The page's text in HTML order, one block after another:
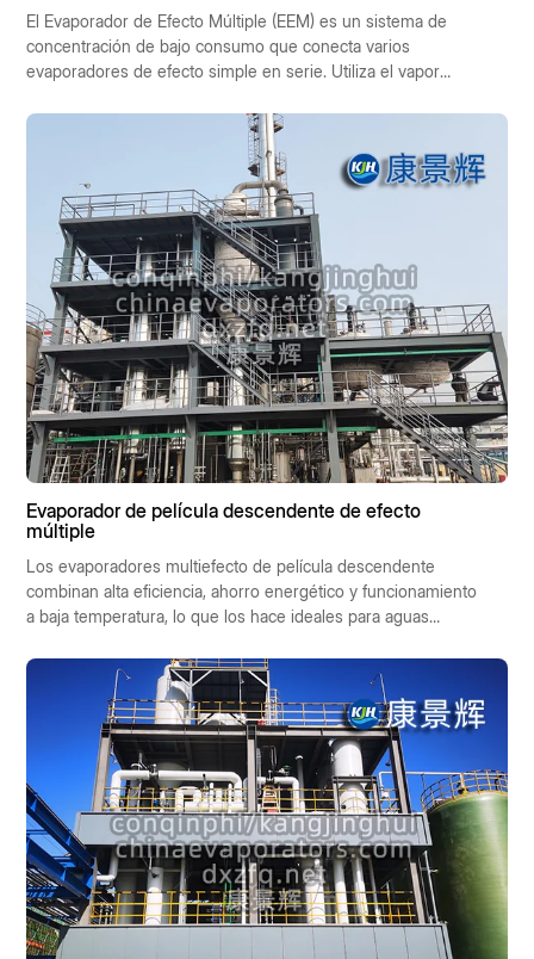
El Evaporador de Efecto Múltiple (EEM) es un sistema de
concentración de bajo consumo que conecta varios
evaporadores de efecto simple en serie. Utiliza el vapor
impulsar la siguiente (subefecto), lo que permite reutilizar 1
kg de vapor fresco varias veces, multiplicando así la
capacidad de evaporación. Este artículo ofrece una visión
general sistemática desde siete puntos de vista: principio,
tipo de proceso, composición estructural, indicadores de
rendimiento, áreas de aplicación, ventajas y desventajas, y
criterios de selección.
Evaporador de película descendente de efecto
múltiple
Los evaporadores multiefecto de película descendente
combinan alta eficiencia, ahorro energético y funcionamiento
a baja temperatura, lo que los hace ideales para aguas
farmacéuticas. Facilitan la recuperación de recursos y un
funcionamiento con bajas emisiones de carbono, lo que los
convierte en la solución preferida para las tecnologías de
concentración industrial.